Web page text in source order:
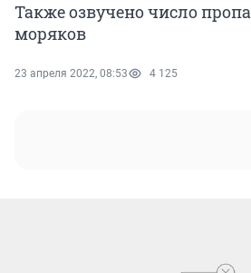
Также озвучено число
моряков
23 апреля 2022, 08:53 4 125